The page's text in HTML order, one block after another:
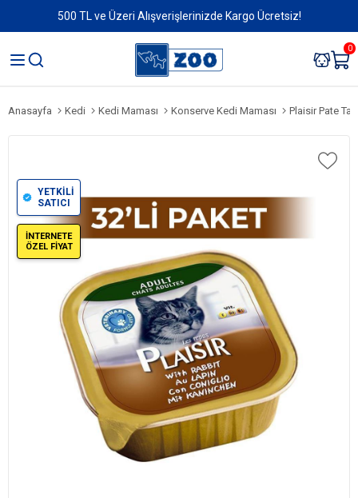
500 TL ve Üzeri Alışverişlerinizde Kargo Ücretsiz!
0
Anasayfa Kedi Kedi Maması Konserve Kedi Maması Plaisir Pate
YETKİLİ
SATICI
İNTERNETE
ÖZEL FİYAT